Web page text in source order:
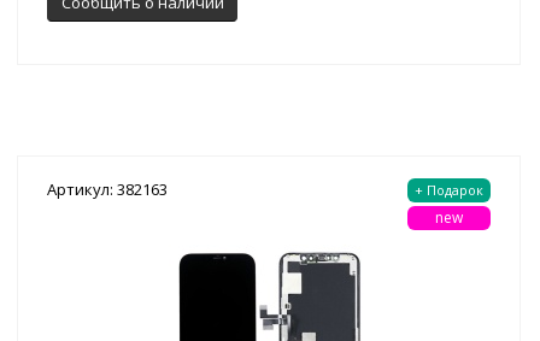
Артикул: 382163 + Подарок
new